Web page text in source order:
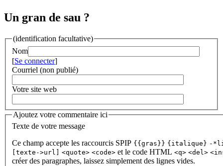
Un gran de sau ?
(identification facultative)
Nom
[Se connecter]
Courriel (non publié)
Votre site web
Ajoutez votre commentaire ici
Texte de votre message
Ce champ accepte les raccourcis SPIP {{gras}} {italique} -
[texte->url]
<quote> <code> et le code HTML <q> <del>
créer des paragraphes, laissez simplement des lignes vides.